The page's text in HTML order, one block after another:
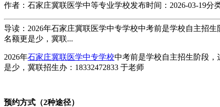
作者：石家庄冀联医学中等专业学校发布时间：2026-03-19分
导读：2026年石家庄冀联医学中专学校中考前是学校自主招
名额更是少，冀联...
2026年石家庄冀联医学中专学校中考前是学校自主招生阶段
是少，冀联招生办：18332472833 于老师
预约方式（2种途径）